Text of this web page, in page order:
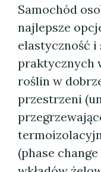
Samochód
najlepsze
elastyczność
praktycznych
roślin w
przestrzeni
(phase